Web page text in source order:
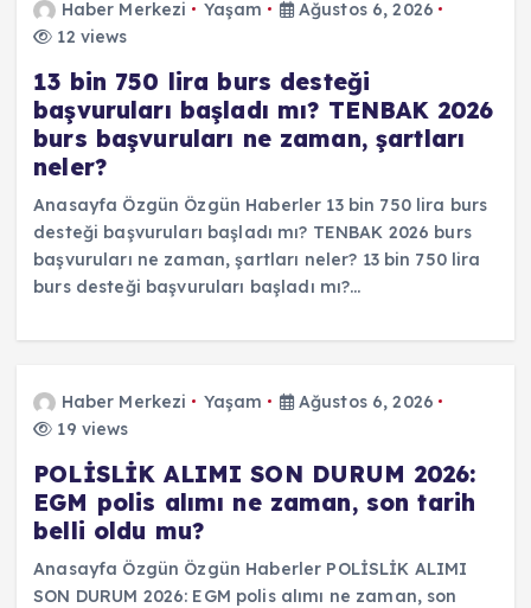
Haber Merkezi Yaşam
Ağustos 6, 2026
12 views
13 bin 750 lira burs desteği
başvuruları başladı mı? TENBAK 2026
burs başvuruları ne zaman, şartları
neler?
Anasayfa Özgün Özgün Haberler 13 bin 750 lira burs
desteği başvuruları başladı mı? TENBAK 2026 burs
başvuruları ne zaman, şartları neler? 13 bin 750 lira
burs desteği başvuruları başladı mı?…
Haber Merkezi Yaşam
Ağustos 6, 2026
19 views
POLİSLİK ALIMI SON DURUM 2026:
EGM polis alımı ne zaman, son tarih
belli oldu mu?
Anasayfa Özgün Özgün Haberler POLİSLİK ALIMI
SON DURUM 2026: EGM polis alımı ne zaman, son